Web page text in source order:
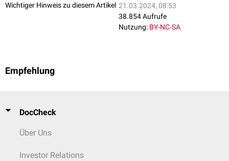
Wichtiger Hinweis zu diesem Artikel 21.03.2024, 08:53
38.854 Aufrufe
Nutzung: BY-NC-SA
Empfehlung
DocCheck
Über Uns
Investor Relations